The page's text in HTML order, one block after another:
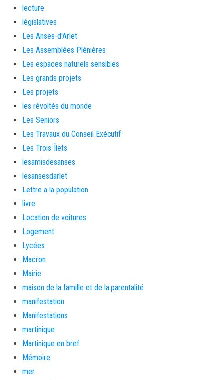
lecture
législatives
Les Anses-d'Arlet
Les Assemblées Plénières
Les espaces naturels sensibles
Les grands projets
Les projets
les révoltés du monde
Les Seniors
Les Travaux du Conseil Exécutif
Les Trois-Îlets
lesamisdesanses
lesansesdarlet
Lettre a la population
livre
Location de voitures
Logement
Lycées
Macron
Mairie
maison de la famille et de la parentalité
manifestation
Manifestations
martinique
Martinique en bref
Mémoire
mer